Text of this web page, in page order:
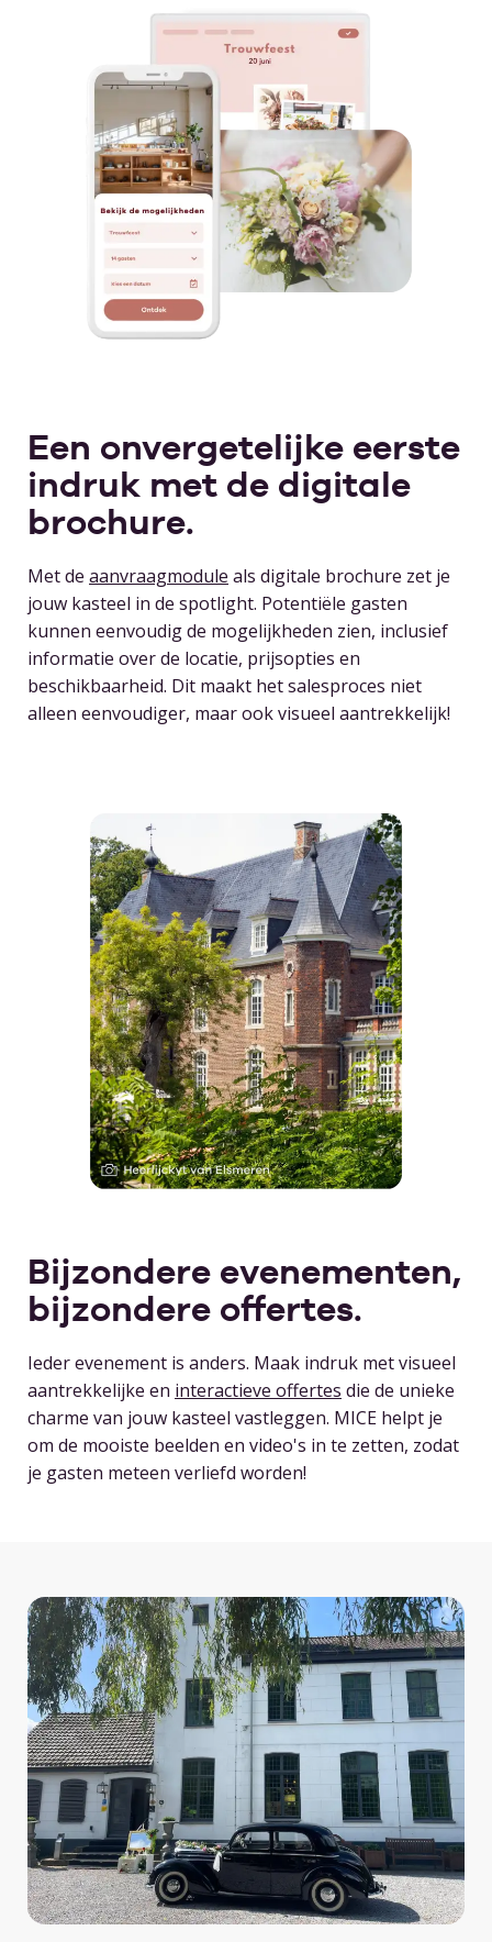
Een onvergetelijke eerste
indruk met de digitale
brochure.
Met de aanvraagmodule als digitale brochure zet je
jouw kasteel in de spotlight. Potentiële gasten
kunnen eenvoudig de mogelijkheden zien, inclusief
informatie over de locatie, prijsopties en
beschikbaarheid. Dit maakt het salesproces niet
alleen eenvoudiger, maar ook visueel aantrekkelijk!
Bijzondere evenementen,
bijzondere offertes.
Ieder evenement is anders. Maak indruk met visueel
aantrekkelijke en interactieve offertes die de unieke
charme van jouw kasteel vastleggen. MICE helpt je
om de mooiste beelden en video's in te zetten, zodat
je gasten meteen verliefd worden!